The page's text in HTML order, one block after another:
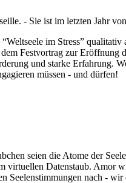
- Sie ist im letzten Jahr
im Stress”
Festvortrag zur Eröffnung
und starke Erfahrung.
müssen - und dürfen!
seien die Atome der
Datenstaub. Amor
nach -